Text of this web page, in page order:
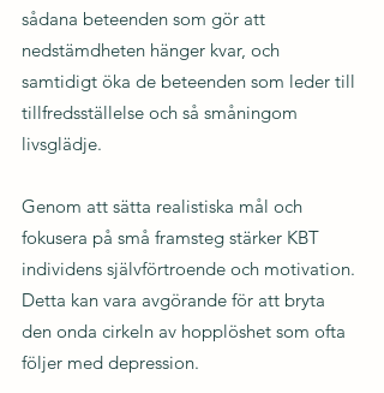
sådana beteenden som gör att
nedstämdheten hänger kvar, och
samtidigt öka de beteenden som leder till
tillfredsställelse och så småningom
livsglädje.
Genom att sätta realistiska mål och
fokusera på små framsteg stärker KBT
individens självförtroende och motivation.
Detta kan vara avgörande för att bryta
den onda cirkeln av hopplöshet som ofta
följer med depression.